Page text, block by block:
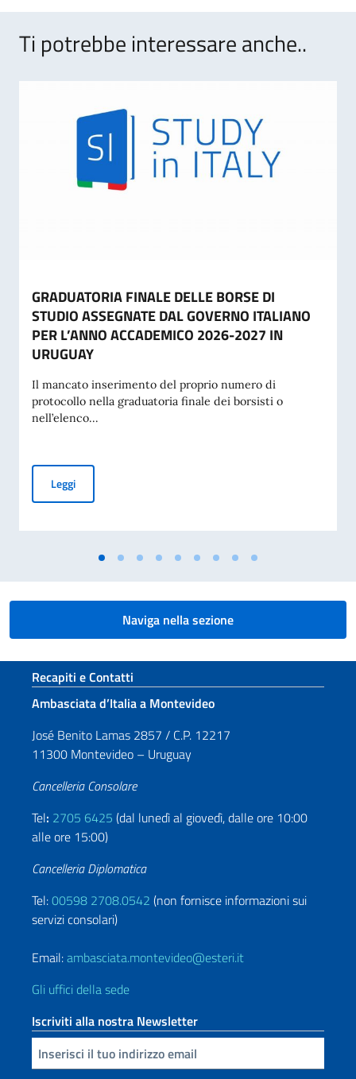
Ti potrebbe interessare anche..
GRADUATORIA FINALE DELLE BORSE DI
STUDIO ASSEGNATE DAL GOVERNO ITALIANO
PER L’ANNO ACCADEMICO 2026-2027 IN
URUGUAY
Il mancato inserimento del proprio numero di
protocollo nella graduatoria finale dei borsisti o
nell’elenco...
LeggiGRADUATORIA FINALE DELLE BORSE DI STUDIO
Naviga nella sezione
Sezione footer
Recapiti e Contatti
Ambasciata d’Italia a Montevideo
José Benito Lamas 2857 / C.P. 12217
11300 Montevideo – Uruguay
Cancelleria Consolare
Tel: 2705 6425 (dal lunedì al giovedì, dalle ore 10:00
alle ore 15:00)
Cancelleria Diplomatica
Tel:00598 2708.0542 (non fornisce informazioni sui
servizi consolari)
Email:ambasciata.montevideo@esteri.it
Gli uffici della sede
Iscriviti alla nostra Newsletter
Inserisci la tua email